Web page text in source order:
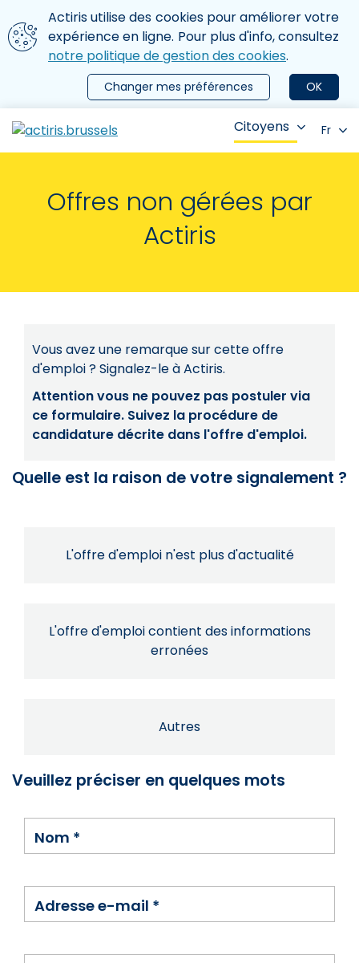
Aller au contenu principal
Nous utilisons des cookies
Actiris utilise des cookies pour améliorer votre
expérience en ligne. Pour plus d'info, consultez
notre politique de gestion des cookies.
OK
Changer mes préférences
le menu
Citoyens Fr
Offres non gérées par
Actiris
Vous avez une remarque sur cette offre
d'emploi ? Signalez-le à Actiris.
Attention vous ne pouvez pas postuler via
ce formulaire. Suivez la procédure de
candidature décrite dans l'offre d'emploi.
Quelle est la raison de votre signalement ?
L'offre d'emploi n'est plus d'actualité
L'offre d'emploi contient des informations
erronées
Autres
Veuillez préciser en quelques mots
Nom *
Adresse e-mail *